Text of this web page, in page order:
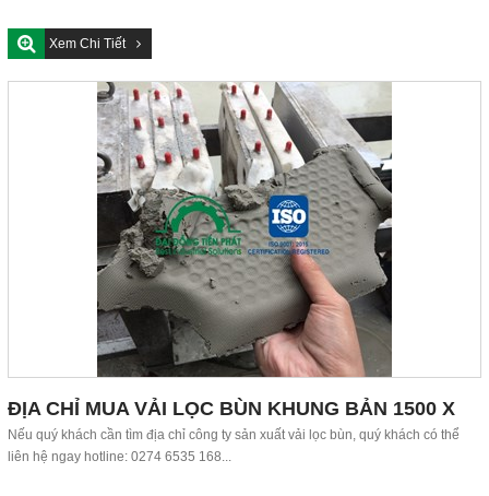
Xem Chi Tiết
ĐỊA CHỈ MUA VẢI LỌC BÙN KHUNG BẢN 1500 X
1500 MM
Nếu quý khách cần tìm địa chỉ công ty sản xuất vải lọc bùn, quý khách có thể
liên hệ ngay hotline: 0274 6535 168...